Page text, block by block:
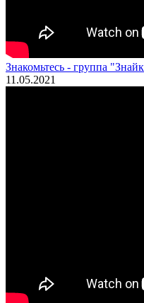
Знакомьтесь - группа
11.05.2021